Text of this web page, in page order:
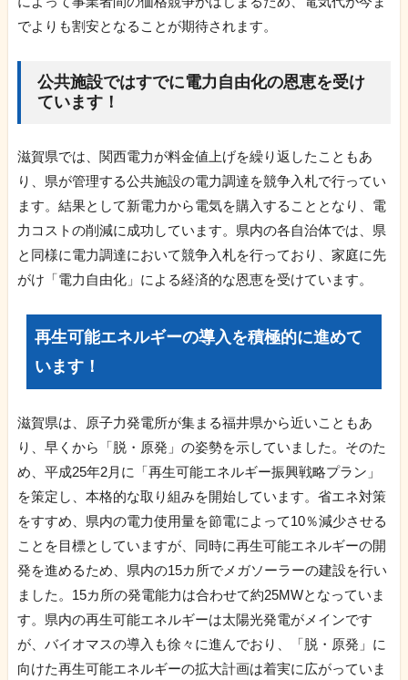
でよりも割安となることが期待されます。
公共施設ではすでに電力自由化の恩恵を受け
ています！
滋賀県では、関西電力が料金値上げを繰り返したこともあ
り、県が管理する公共施設の電力調達を競争入札で行ってい
ます。結果として新電力から電気を購入することとなり、電
力コストの削減に成功しています。県内の各自治体では、県
と同様に電力調達において競争入札を行っており、家庭に先
がけ「電力自由化」による経済的な恩恵を受けています。
再生可能エネルギーの導入を積極的に進めて
います！
滋賀県は、原子力発電所が集まる福井県から近いこともあ
り、早くから「脱・原発」の姿勢を示していました。そのた
め、平成25年2月に「再生可能エネルギー振興戦略プラン」
を策定し、本格的な取り組みを開始しています。省エネ対策
をすすめ、県内の電力使用量を節電によって10％減少させる
ことを目標としていますが、同時に再生可能エネルギーの開
発を進めるため、県内の15カ所でメガソーラーの建設を行い
ました。15カ所の発電能力は合わせて約25MWとなっていま
す。県内の再生可能エネルギーは太陽光発電がメインです
が、バイオマスの導入も徐々に進んでおり、「脱・原発」に
向けた再生可能エネルギーの拡大計画は着実に広がっていま